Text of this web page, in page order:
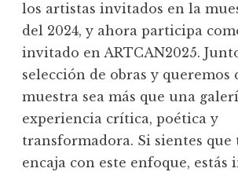
los artistas invitados en la
del 2024, y ahora participa
invitado en ARTCAN2025.
selección de obras y queremos
muestra sea más que una
experiencia crítica, poética y
transformadora. Si sientes que
encaja con este enfoque, estás